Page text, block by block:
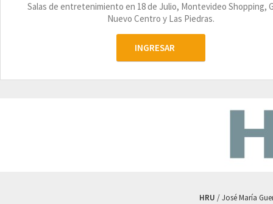
Salas de entretenimiento en 18 de Julio, Montevideo Shopping,
Nuevo Centro y Las Piedras.
INGRESAR
HRU / José María